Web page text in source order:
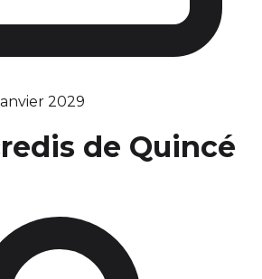
2029
de Quincé